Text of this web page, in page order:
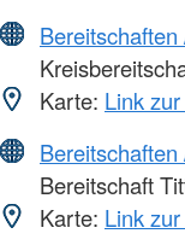
Karte: Link
Bereitschaft
Karte: Link